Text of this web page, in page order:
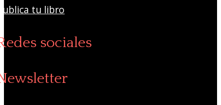
tu libro
sociales